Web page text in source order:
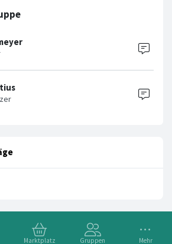
Marktplatz Gruppen Mehr